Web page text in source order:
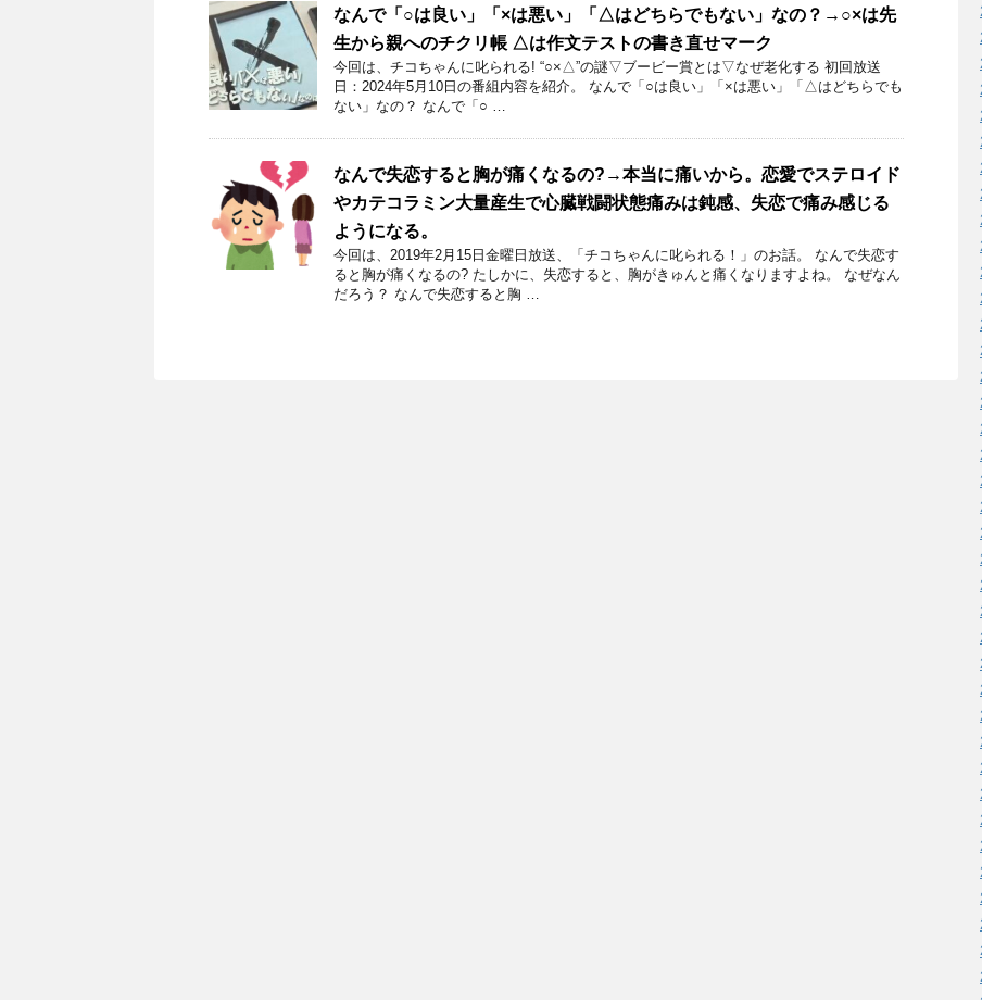
なんで「○は良い」「×は悪い」「△はどちらでもない」なの？→○×は先
生から親へのチクリ帳 △は作文テストの書き直せマーク
今回は、チコちゃんに叱られる! “○×△”の謎▽ブービー賞とは▽なぜ老化する 初回放送
日：2024年5月10日の番組内容を紹介。 なんで「○は良い」「×は悪い」「△はどちらでも
ない」なの？ なんで「○ …
なんで失恋すると胸が痛くなるの?→本当に痛いから。恋愛でステロイド
やカテコラミン大量産生で心臓戦闘状態痛みは鈍感、失恋で痛み感じる
ようになる。
今回は、2019年2月15日金曜日放送、「チコちゃんに叱られる！」のお話。 なんで失恋す
ると胸が痛くなるの? たしかに、失恋すると、胸がきゅんと痛くなりますよね。 なぜなん
だろう？ なんで失恋すると胸 …